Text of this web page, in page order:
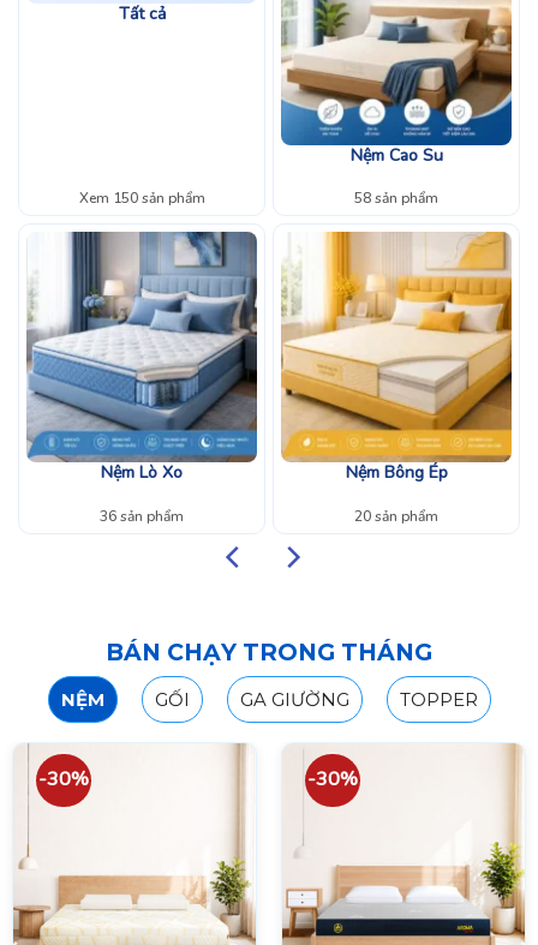
Tất cả
Xem 150 sản phẩm
Nệm Cao Su
58 sản phẩm
Nệm Lò Xo
36 sản phẩm
Nệm Bông Ép
20 sản phẩm
BÁN CHẠY TRONG THÁNG
NỆM GỐI GA GIƯỜNG TOPPER
-30% -30%